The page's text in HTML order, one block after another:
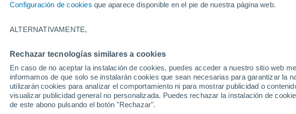
Configuración de cookies que aparece disponible en el pie de nuestra página web.
ALTERNATIVAMENTE,
Rechazar tecnologías similares a cookies
En caso de no aceptar la instalación de cookies, puedes acceder a nuestro sitio web
informamos de que solo se instalarán cookies que sean necesarias para garantizar la
utilizarán cookies para analizar el comportamiento ni para mostrar publicidad o
visualizar publicidad general no personalizada. Puedes rechazar la instalación de
de este abono pulsando el botón "Rechazar".